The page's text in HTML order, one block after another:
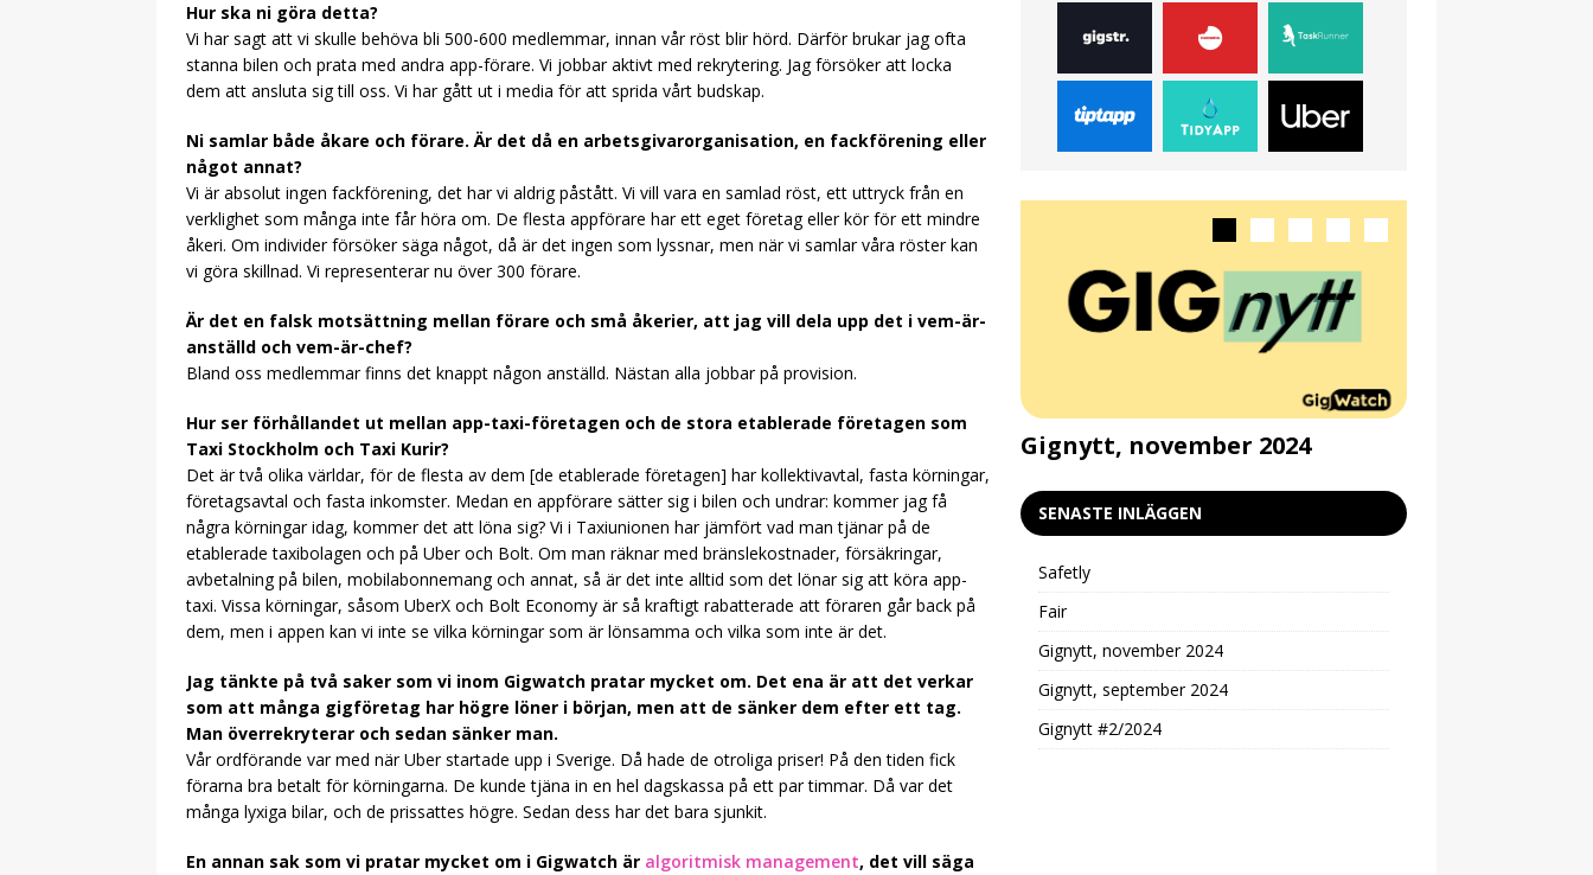
Hur ska ni göra detta?
Vi har sagt att vi skulle behöva bli 500-600 medlemmar, innan vår röst blir hörd. Därför brukar jag ofta
stanna bilen och prata med andra app-förare. Vi jobbar aktivt med rekrytering. Jag försöker att locka
dem att ansluta sig till oss. Vi har gått ut i media för att sprida vårt budskap.
Ni samlar både åkare och förare. Är det då en arbetsgivarorganisation, en fackförening eller
något annat?
Vi är absolut ingen fackförening, det har vi aldrig påstått. Vi vill vara en samlad röst, ett uttryck från en
verklighet som många inte får höra om. De flesta appförare har ett eget företag eller kör för ett mindre
åkeri. Om individer försöker säga något, då är det ingen som lyssnar, men när vi samlar våra röster kan
vi göra skillnad. Vi representerar nu över 300 förare.
Är det en falsk motsättning mellan förare och små åkerier, att jag vill dela upp det i vem-är-
anställd och vem-är-chef?
Bland oss medlemmar finns det knappt någon anställd. Nästan alla jobbar på provision.
Hur ser förhållandet ut mellan app-taxi-företagen och de stora etablerade företagen som
Taxi Stockholm och Taxi Kurir?
Det är två olika världar, för de flesta av dem [de etablerade företagen] har kollektivavtal, fasta körningar,
företagsavtal och fasta inkomster. Medan en appförare sätter sig i bilen och undrar: kommer jag få
några körningar idag, kommer det att löna sig? Vi i Taxiunionen har jämfört vad man tjänar på de
etablerade taxibolagen och på Uber och Bolt. Om man räknar med bränslekostnader, försäkringar,
avbetalning på bilen, mobilabonnemang och annat, så är det inte alltid som det lönar sig att köra app-
taxi. Vissa körningar, såsom UberX och Bolt Economy är så kraftigt rabatterade att föraren går back på
dem, men i appen kan vi inte se vilka körningar som är lönsamma och vilka som inte är det.
Jag tänkte på två saker som vi inom Gigwatch pratar mycket om. Det ena är att det verkar
som att många gigföretag har högre löner i början, men att de sänker dem efter ett tag.
Man överrekryterar och sedan sänker man.
Vår ordförande var med när Uber startade upp i Sverige. Då hade de otroliga priser! På den tiden fick
förarna bra betalt för körningarna. De kunde tjäna in en hel dagskassa på ett par timmar. Då var det
många lyxiga bilar, och de prissattes högre. Sedan dess har det bara sjunkit.
En annan sak som vi pratar mycket om i Gigwatch är algoritmisk management, det vill säga
Livepodd och stödkväll 24/2
Gignytt, november 2024
SENASTE INLÄGGEN
Safetly
Fair
Gignytt, november 2024
Gignytt, september 2024
Gignytt #2/2024